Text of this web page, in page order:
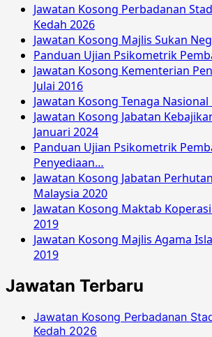
Jawatan Kosong Perbadanan
Kedah 2026
Jawatan Kosong Majlis Sukan
Panduan Ujian Psikometrik
Jawatan Kosong Kementerian
Julai 2016
Jawatan Kosong Tenaga
Jawatan Kosong Jabatan
Januari 2024
Panduan Ujian Psikometrik
Penyediaan…
Jawatan Kosong Jabatan
Malaysia 2020
Jawatan Kosong Maktab
2019
Jawatan Kosong Majlis Agama
2019
Jawatan Terbaru
Jawatan Kosong Perbadanan
Kedah 2026